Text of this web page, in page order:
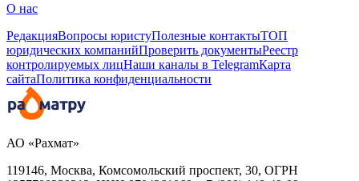
О нас
РедакцияВопросы юристуПолезные контактыТОП
юридических компанийПроверить документыРеестр
контролируемых лицНаши каналы в TelegramКарта
сайтаПолитика конфиденциальности
АО «Рахмат»
119146, Москва, Комсомольский проспект, 30, ОГРН